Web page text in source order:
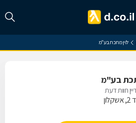
לוין מתכת בע"מ
בע"מ
חוות דעת